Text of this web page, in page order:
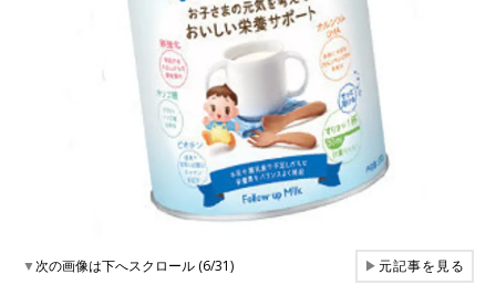
▼次の画像は下へスクロール (6/31) ▶元記事を見る